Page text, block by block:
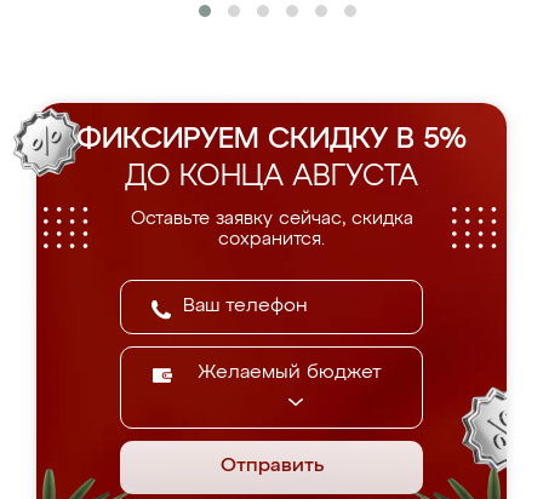
ФИКСИРУЕМ СКИДКУ В 5%
ДО КОНЦА АВГУСТА
Оставьте заявку сейчас, скидка
сохранится.
Желаемый бюджет
Отправить